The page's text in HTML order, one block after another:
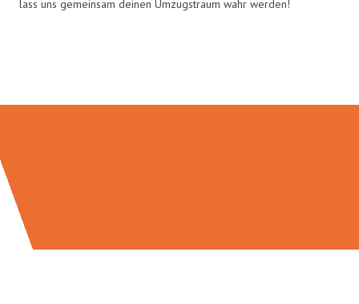
lass uns gemeinsam deinen Umzugstraum wahr werden!